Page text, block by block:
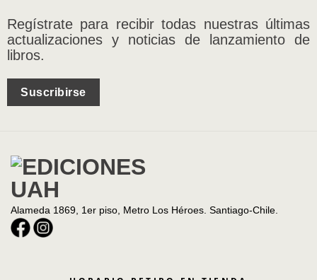
Regístrate para recibir todas nuestras últimas
actualizaciones y noticias de lanzamiento de
libros.
Suscribirse
Alameda 1869, 1er piso, Metro Los Héroes. Santiago-Chile.